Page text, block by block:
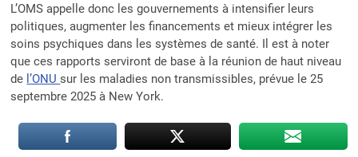
L’OMS appelle donc les gouvernements à intensifier leurs
politiques, augmenter les financements et mieux intégrer les
soins psychiques dans les systèmes de santé. Il est à noter
que ces rapports serviront de base à la réunion de haut niveau
de l’ONUsur les maladies non transmissibles, prévue le 25
septembre 2025 à New York.